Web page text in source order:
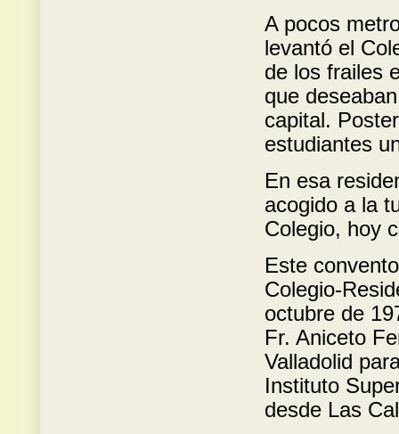
A pocos
levantó el
de los frailes
que
capital.
estudiantes
En esa
acogido a la
Colegio, hoy
Este
Colegio-
octubre de
Fr. Aniceto
Valladolid
Instituto
desde Las